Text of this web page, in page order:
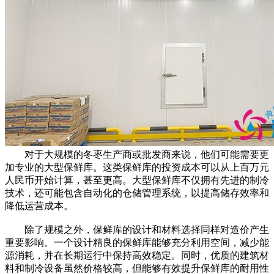
对于大规模的冬枣生产商或批发商来说，他们可能需要更
加专业的大型保鲜库。这类保鲜库的投资成本可以从上百万元
人民币开始计算，甚至更高。大型保鲜库不仅拥有先进的制冷
技术，还可能包含自动化的仓储管理系统，以提高储存效率和
降低运营成本。
除了规模之外，保鲜库的设计和材料选择同样对造价产生
重要影响。一个设计精良的保鲜库能够充分利用空间，减少能
源消耗，并在长期运行中保持高效稳定。同时，优质的建筑材
料和制冷设备虽然价格较高，但能够有效提升保鲜库的耐用性